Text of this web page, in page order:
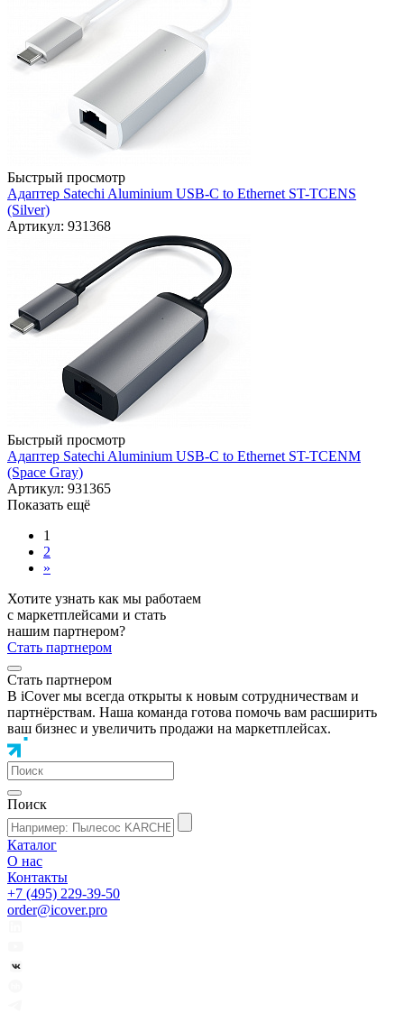
Быстрый просмотр
Адаптер Satechi Aluminium USB-C to Ethernet ST-TCENS
(Silver)
Артикул: 931368
Быстрый просмотр
Адаптер Satechi Aluminium USB-C to Ethernet ST-TCENM
(Space Gray)
Артикул: 931365
Показать ещё
1
2
»
Хотите узнать как мы работаем
с маркетплейсами и стать
нашим партнером?
Стать партнером
Стать партнером
В iCover мы всегда открыты к новым сотрудничествам и
партнёрствам. Наша команда готова помочь вам расширить
ваш бизнес и увеличить продажи на маркетплейсах.
Поиск
Каталог
О нас
Контакты
+7 (495) 229-39-50
order@icover.pro